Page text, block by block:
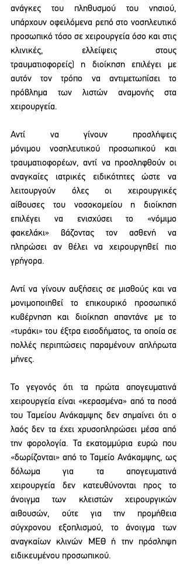
ανάγκες του πληθυσμού του νησιού,
υπάρχουν οφειλόμενα ρεπό στο νοσηλευτικό
προσωπικό τόσο σε χειρουργεία όσο και στις
κλινικές, ελλείψεις στους
τραυματιοφορείς) η διοίκηση επιλέγει με
αυτόν τον τρόπο να αντιμετωπίσει το
πρόβλημα των λιστών αναμονής στα
χειρουργεία.
Αντί να γίνουν προσλήψεις
μόνιμου νοσηλευτικού προσωπικού και
τραυματιοφορέων, αντί να προσληφθούν οι
αναγκαίες ιατρικές ειδικότητες ώστε να
λειτουργούν όλες οι χειρουργικές
αίθουσες του νοσοκομείου η διοίκηση
επιλέγει να ενισχύσει το «νόμιμο
φακελάκι» βάζοντας τον ασθενή να
πληρώσει αν θέλει να χειρουργηθεί πιο
γρήγορα.
Αντί να γίνουν αυξήσεις σε μισθούς και να
μονιμοποιηθεί το επικουρικό προσωπικό
κυβέρνηση και διοίκηση απαντάνε με το
«τυράκι» του έξτρα εισοδήματος, τα οποία σε
πολλές περιπτώσεις παραμένουν απλήρωτα
μήνες.
Το γεγονός ότι τα πρώτα απογευματινά
χειρουργεία είναι «κερασμένα» από τα ποσά
του Ταμείου Ανάκαμψης δεν σημαίνει ότι ο
λαός δεν τα έχει χρυσοπληρώσει μέσα από
την φορολογία. Τα εκατομμύρια ευρώ που
«δωρίζονται» από το Ταμείο Ανάκαμψης, ως
δόλωμα για τα απογευματινά
χειρουργεία δεν κατευθύνονται προς το
άνοιγμα των κλειστών χειρουργικών
αιθουσών, ούτε για την προμήθεια
σύγχρονου εξοπλισμού, το άνοιγμα των
αναγκαίων κλινών ΜΕΘ ή την πρόσληψη
ειδικευμένου προσωπικού.